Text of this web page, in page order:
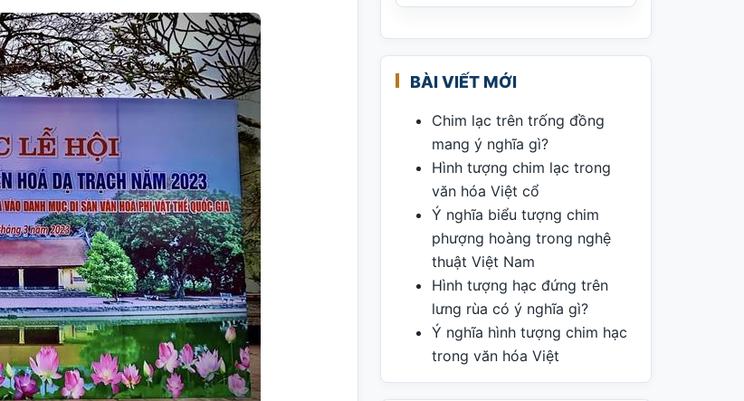
BÀI VIẾT MỚI
Chim lạc trên trống đồng
mang ý nghĩa gì?
Hình tượng chim lạc trong
văn hóa Việt cổ
Ý nghĩa biểu tượng chim
phượng hoàng trong nghệ
thuật Việt Nam
Hình tượng hạc đứng trên
lưng rùa có ý nghĩa gì?
Ý nghĩa hình tượng chim hạc
trong văn hóa Việt